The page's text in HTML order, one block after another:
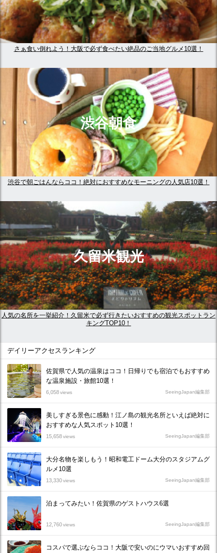
さぁ食い倒れよう！大阪で必ず食べたい絶品のご当地グルメ10選！
渋谷朝食
渋谷で朝ごはんならココ！絶対におすすめなモーニングの人気店10選！
久留米観光
人気の名所を一挙紹介！久留米で必ず行きたいおすすめの観光スポットラン
キングTOP10！
デイリーアクセスランキング
佐賀県で人気の温泉はココ！日帰りでも宿泊でもおすすめ
な温泉施設・旅館10選！
6,058views SeeingJapan編集部
美しすぎる景色に感動！江ノ島の観光名所といえば絶対に
おすすめな人気スポット10選！
15,658views SeeingJapan編集部
大分名物を楽しもう！昭和電工ドーム大分のスタジアムグ
ルメ10選
13,330views SeeingJapan編集部
泊まってみたい！佐賀県のゲストハウス6選
12,760views SeeingJapan編集部
コスパで選ぶならココ！大阪で安いのにウマいおすすめ回